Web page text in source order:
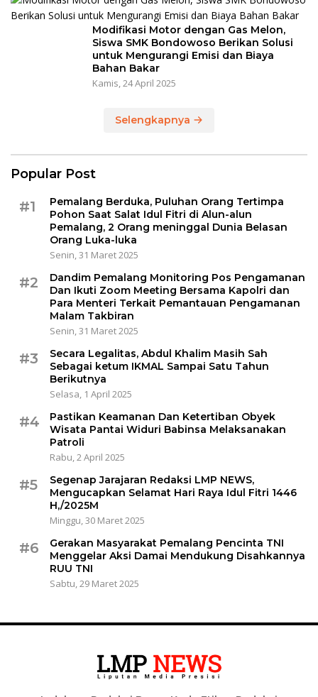
Modifikasi Motor dengan Gas Melon,
Siswa SMK Bondowoso Berikan Solusi
untuk Mengurangi Emisi dan Biaya
Bahan Bakar
Kamis, 24 April 2025
Selengkapnya
Popular Post
#1
Pemalang Berduka, Puluhan Orang Tertimpa
Pohon Saat Salat Idul Fitri di Alun-alun
Pemalang, 2 Orang meninggal Dunia Belasan
Orang Luka-luka
Senin, 31 Maret 2025
#2
Dandim Pemalang Monitoring Pos Pengamanan
Dan Ikuti Zoom Meeting Bersama Kapolri dan
Para Menteri Terkait Pemantauan Pengamanan
Malam Takbiran
Senin, 31 Maret 2025
#3
Secara Legalitas, Abdul Khalim Masih Sah
Sebagai ketum IKMAL Sampai Satu Tahun
Berikutnya
Selasa, 1 April 2025
#4
Pastikan Keamanan Dan Ketertiban Obyek
Wisata Pantai Widuri Babinsa Melaksanakan
Patroli
Rabu, 2 April 2025
#5
Segenap Jarajaran Redaksi LMP NEWS,
Mengucapkan Selamat Hari Raya Idul Fitri 1446
H,/2025M
Minggu, 30 Maret 2025
#6
Gerakan Masyarakat Pemalang Pencinta TNI
Menggelar Aksi Damai Mendukung Disahkannya
RUU TNI
Sabtu, 29 Maret 2025